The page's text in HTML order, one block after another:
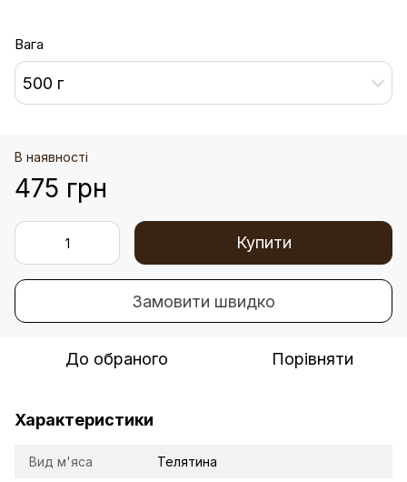
Вага
500 г
В наявності
475 грн
Купити
Замовити швидко
До обраного Порівняти
Характеристики
Вид м'яса Телятина